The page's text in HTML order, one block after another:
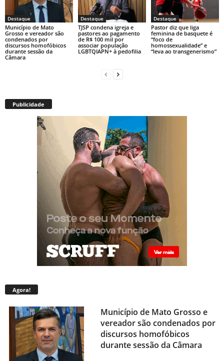
Destaque
Município de Mato
Grosso e vereador são
condenados por
discursos homofóbicos
durante sessão da
Câmara
Destaque
TJSP condena igreja e
pastores ao pagamento
de R$ 100 mil por
associar população
LGBTQIAPN+ à pedofilia
Destaque
Pastor diz que liga
feminina de basquete é
“foco de
homossexualidade” e
“leva ao transgenerismo”
Publicidade
Agora!
Município de Mato Grosso e
vereador são condenados por
discursos homofóbicos
durante sessão da Câmara